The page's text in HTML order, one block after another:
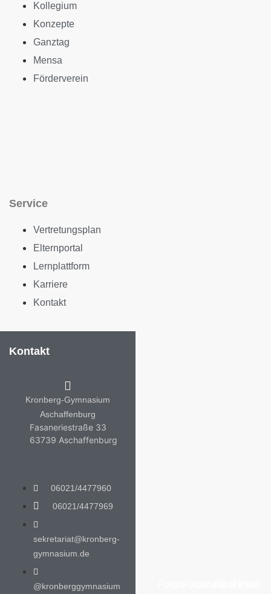
Kollegium
Konzepte
Ganztag
Mensa
Förderverein
Service
Vertretungsplan
Elternportal
Lernplattform
Karriere
Kontakt
Kontakt
Kronberg-Gymnasium
Aschaffenburg
Fasaneriestraße 33
63739 Aschaffenburg
06021/4477960
06021/4477969
sekretariat@kronberg-
gymnasium.de
@kronberggymnasium